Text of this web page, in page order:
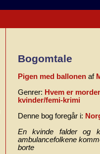
Bogomtale
Pigen med ballonen af
Genrer: Hvem er
kvinder/femi-krimi
Denne bog foregår i:
En kvinde falder og
ambulancefolkene
borte